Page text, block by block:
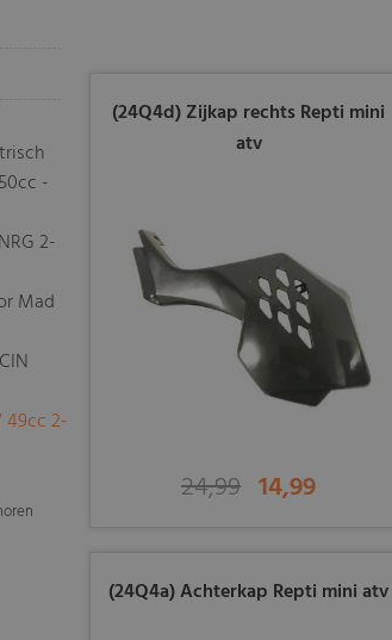
-
2-
Mad
49cc 2-
(24Q4d) Zijkap rechts Repti mini
atv
24,99 14,99
(24Q4a) Achterkap Repti mini atv